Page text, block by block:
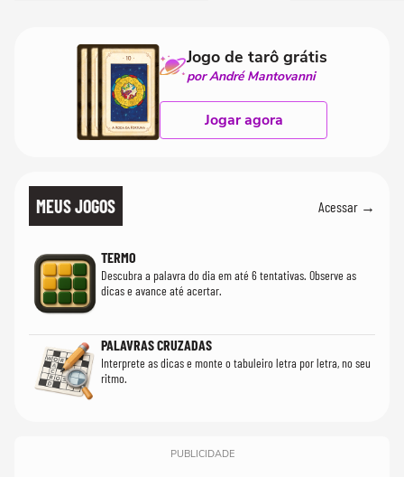
Jogo de tarô grátis
por André Mantovanni
Jogar agora
MEUS JOGOS Acessar →
TERMO
Descubra a palavra do dia em até 6 tentativas. Observe as
dicas e avance até acertar.
PALAVRAS CRUZADAS
Interprete as dicas e monte o tabuleiro letra por letra, no seu
ritmo.
PUBLICIDADE